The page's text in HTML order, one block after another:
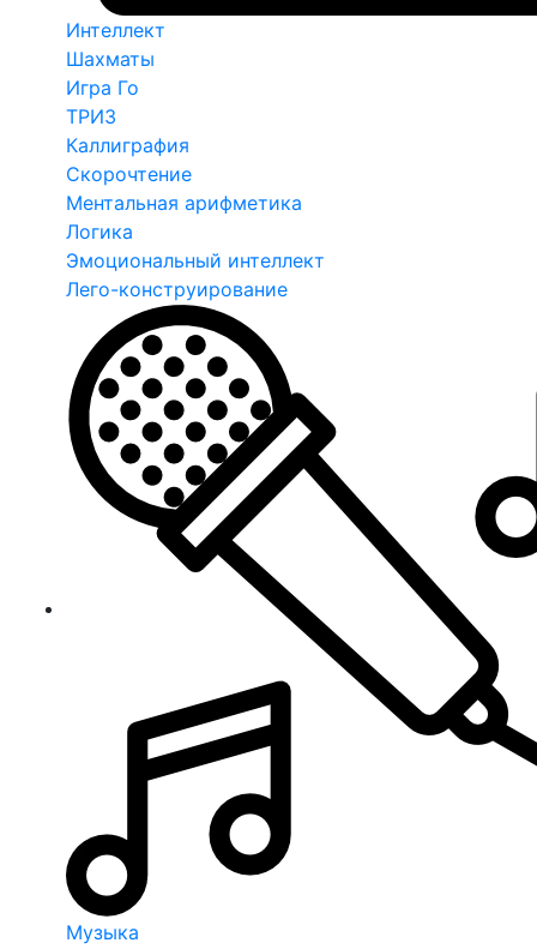
Интеллект
Шахматы
Игра Го
ТРИЗ
Каллиграфия
Скорочтение
Ментальная арифметика
Логика
Эмоциональный интеллект
Лего-конструирование
Музыка